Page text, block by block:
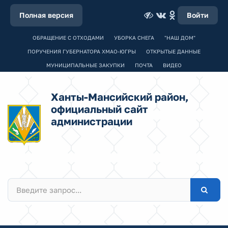
Полная версия Войти
ОБРАЩЕНИЕ С ОТХОДАМИ УБОРКА СНЕГА "НАШ ДОМ"
ПОРУЧЕНИЯ ГУБЕРНАТОРА ХМАО-ЮГРЫ ОТКРЫТЫЕ ДАННЫЕ
МУНИЦИПАЛЬНЫЕ ЗАКУПКИ ПОЧТА ВИДЕО
Ханты-Мансийский район,
официальный сайт
администрации